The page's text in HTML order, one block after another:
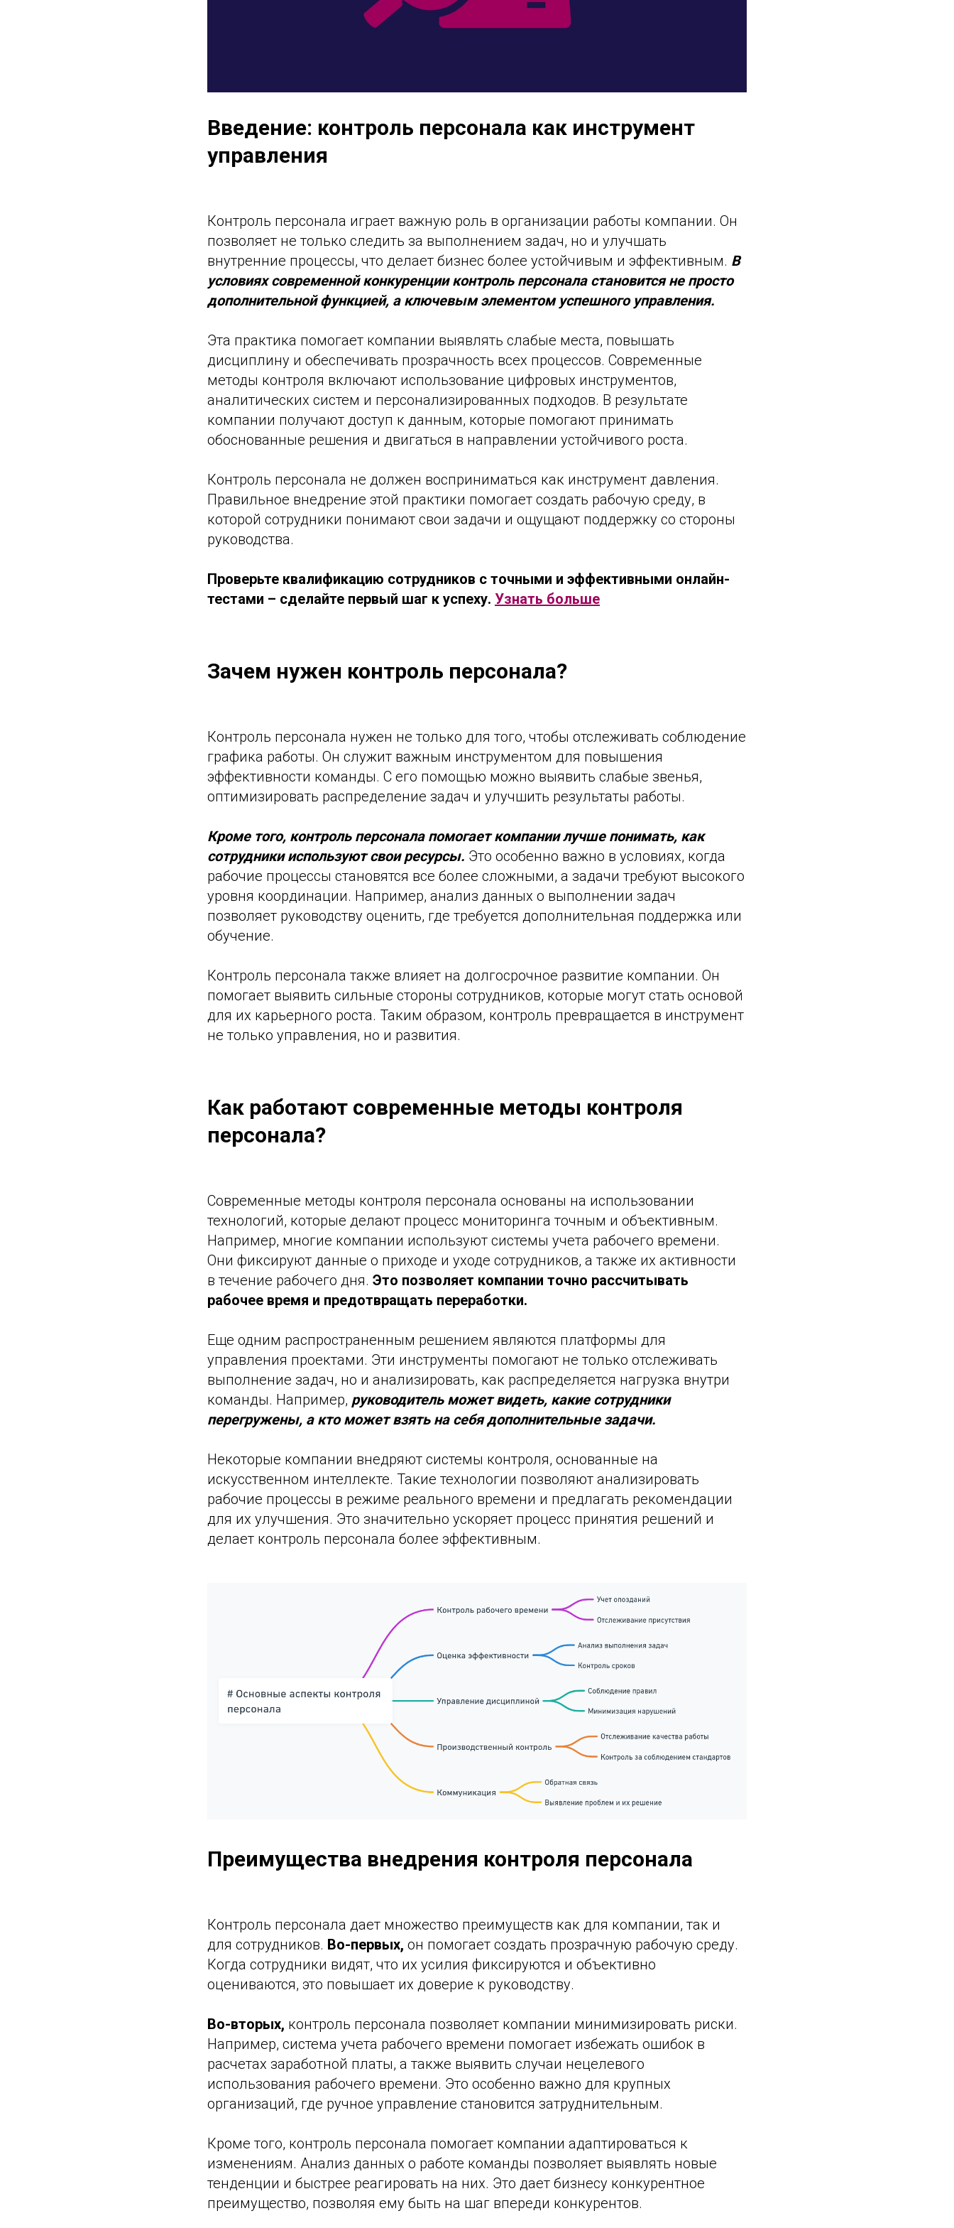
Введение: контроль персонала как инструмент
управления
Контроль персонала играет важную роль в организации работы компании. Он
позволяет не только следить за выполнением задач, но и улучшать
внутренние процессы, что делает бизнес более устойчивым и эффективным. В
условиях современной конкуренции контроль персонала становится не просто
дополнительной функцией, а ключевым элементом успешного управления.
Эта практика помогает компании выявлять слабые места, повышать
дисциплину и обеспечивать прозрачность всех процессов. Современные
методы контроля включают использование цифровых инструментов,
аналитических систем и персонализированных подходов. В результате
компании получают доступ к данным, которые помогают принимать
обоснованные решения и двигаться в направлении устойчивого роста.
Контроль персонала не должен восприниматься как инструмент давления.
Правильное внедрение этой практики помогает создать рабочую среду, в
которой сотрудники понимают свои задачи и ощущают поддержку со стороны
руководства.
Проверьте квалификацию сотрудников с точными и эффективными онлайн-
тестами – сделайте первый шаг к успеху. Узнать больше
Зачем нужен контроль персонала?
Контроль персонала нужен не только для того, чтобы отслеживать соблюдение
графика работы. Он служит важным инструментом для повышения
эффективности команды. С его помощью можно выявить слабые звенья,
оптимизировать распределение задач и улучшить результаты работы.
Кроме того, контроль персонала помогает компании лучше понимать, как
сотрудники используют свои ресурсы. Это особенно важно в условиях, когда
рабочие процессы становятся все более сложными, а задачи требуют высокого
уровня координации. Например, анализ данных о выполнении задач
позволяет руководству оценить, где требуется дополнительная поддержка или
обучение.
Контроль персонала также влияет на долгосрочное развитие компании. Он
помогает выявить сильные стороны сотрудников, которые могут стать основой
для их карьерного роста. Таким образом, контроль превращается в инструмент
не только управления, но и развития.
Как работают современные методы контроля
персонала?
Современные методы контроля персонала основаны на использовании
технологий, которые делают процесс мониторинга точным и объективным.
Например, многие компании используют системы учета рабочего времени.
Они фиксируют данные о приходе и уходе сотрудников, а также их активности
в течение рабочего дня. Это позволяет компании точно рассчитывать
рабочее время и предотвращать переработки.
Еще одним распространенным решением являются платформы для
управления проектами. Эти инструменты помогают не только отслеживать
выполнение задач, но и анализировать, как распределяется нагрузка внутри
команды. Например, руководитель может видеть, какие сотрудники
перегружены, а кто может взять на себя дополнительные задачи.
Некоторые компании внедряют системы контроля, основанные на
искусственном интеллекте. Такие технологии позволяют анализировать
рабочие процессы в режиме реального времени и предлагать рекомендации
для их улучшения. Это значительно ускоряет процесс принятия решений и
делает контроль персонала более эффективным.
Преимущества внедрения контроля персонала
Контроль персонала дает множество преимуществ как для компании, так и
для сотрудников. Во-первых, он помогает создать прозрачную рабочую среду.
Когда сотрудники видят, что их усилия фиксируются и объективно
оцениваются, это повышает их доверие к руководству.
Во-вторых, контроль персонала позволяет компании минимизировать риски.
Например, система учета рабочего времени помогает избежать ошибок в
расчетах заработной платы, а также выявить случаи нецелевого
использования рабочего времени. Это особенно важно для крупных
организаций, где ручное управление становится затруднительным.
Кроме того, контроль персонала помогает компании адаптироваться к
изменениям. Анализ данных о работе команды позволяет выявлять новые
тенденции и быстрее реагировать на них. Это дает бизнесу конкурентное
преимущество, позволяя ему быть на шаг впереди конкурентов.